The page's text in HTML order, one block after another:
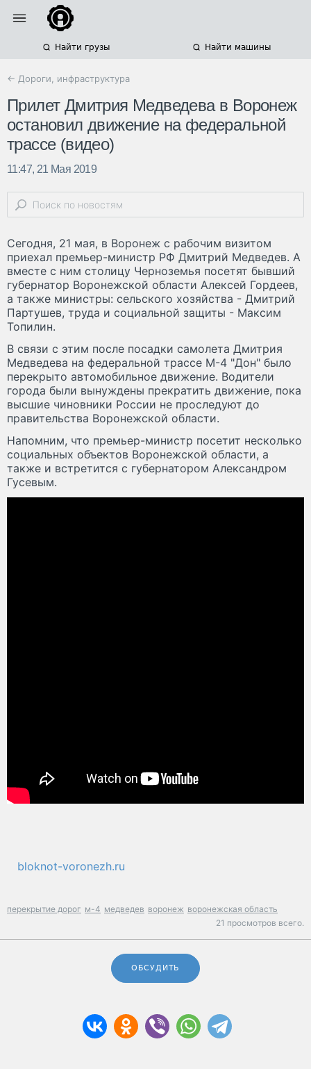
Найти грузы Найти машины
← Дороги, инфраструктура
Прилет Дмитрия Медведева в Воронеж
остановил движение на федеральной
трассе (видео)
11:47, 21 Мая 2019
Сегодня, 21 мая, в Воронеж с рабочим визитом
приехал премьер-министр РФ Дмитрий Медведев. А
вместе с ним столицу Черноземья посетят бывший
губернатор Воронежской области Алексей Гордеев,
а также министры: сельского хозяйства - Дмитрий
Партушев, труда и социальной защиты - Максим
Топилин.
В связи с этим после посадки самолета Дмитрия
Медведева на федеральной трассе М-4 "Дон" было
перекрыто автомобильное движение. Водители
города были вынуждены прекратить движение, пока
высшие чиновники России не проследуют до
правительства Воронежской области.
Напомним, что премьер-министр посетит несколько
социальных объектов Воронежской области, а
также и встретится с губернатором Александром
Гусевым.
bloknot-voronezh.ru
перекрытие дорог м-4 медведев воронеж воронежская область
21 просмотров всего.
ОБСУДИТЬ